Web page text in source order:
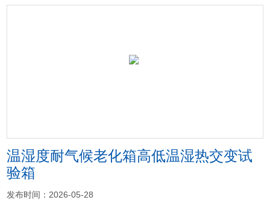
温湿度耐气候老化箱高低温湿热交变试
验箱
发布时间：2026-05-28